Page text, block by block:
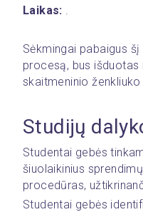
Laikas: .
Sėkmingai pabaigus
procesą, bus
skaitmeninio
Studijų
Studentai gebės
šiuolaikinius
procedūras,
Studentai gebės